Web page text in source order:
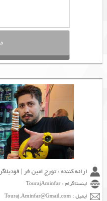
ارائه کننده : تورج امین فر | فودبلاگر
اینستاگرام : TourajAminfar
ایمیل : Touraj.Aminfar@Gmail.com